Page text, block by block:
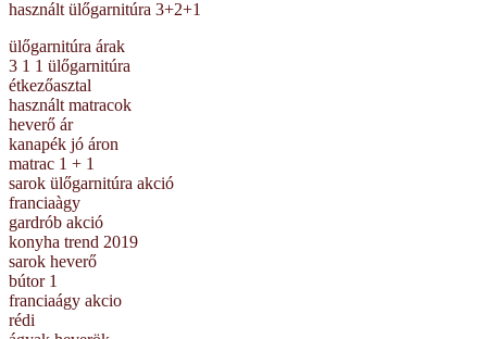
használt ülőgarnitúra 3+2+1
ülőgarnitúra árak
3 1 1 ülőgarnitúra
étkezőasztal
használt matracok
heverő ár
kanapék jó áron
matrac 1 + 1
sarok ülőgarnitúra akció
franciaàgy
gardrób akció
konyha trend 2019
sarok heverő
bútor 1
franciaágy akcio
rédi